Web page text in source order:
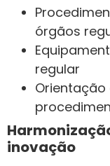
órgãos
regular
inovação